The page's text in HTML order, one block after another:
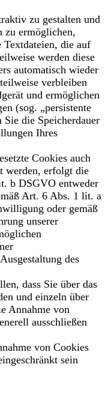
zu gestalten und
zu ermöglichen,
die auf
werden diese
automatisch wieder
verbleiben
und ermöglichen
(sog. „persistente
die Speicherdauer
Ihres
Cookies auch
werden, erfolgt die
b DSGVO entweder
Art. 6 Abs. 1 lit. a
oder gemäß
unserer
des
dass Sie über das
und einzeln über
Annahme von
ausschließen
von Cookies
sein